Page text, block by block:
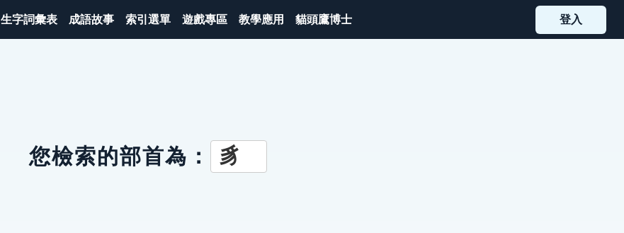
生字詞彙表 成語故事 索引選單 遊戲專區 教學應用 貓頭鷹博士 登入
您檢索的部首為： 豸